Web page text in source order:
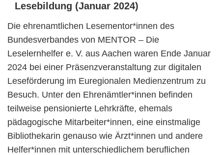
Lesebildung (Januar 2024)
Die ehrenamtlichen Lesementor*innen des
Bundesverbandes von MENTOR – Die
Leselernhelfer e. V. aus Aachen waren Ende Januar
2024 bei einer Präsenzveranstaltung zur digitalen
Leseförderung im Euregionalen Medienzentrum zu
Besuch. Unter den Ehrenämtler*innen befinden
teilweise pensionierte Lehrkräfte, ehemals
pädagogische Mitarbeiter*innen, eine einstmalige
Bibliothekarin genauso wie Ärzt*innen und andere
Helfer*innen mit unterschiedlichem beruflichen